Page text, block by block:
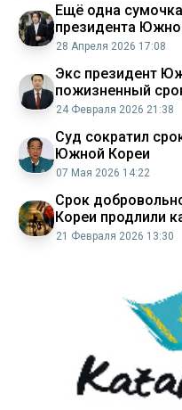
Ещё одна
президента
тюремный срок
28 Апреля 2026 17:08
Экс президент
пожизненный
24 Февраля 2026 21:38
Суд сократил
Южной Кореи
07 Мая 2026 14:22
Срок
Кореи продлили
21 Февраля 2026 13:30